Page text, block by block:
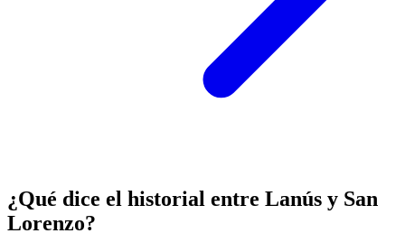
¿Qué dice el historial entre Lanús y San
Lorenzo?